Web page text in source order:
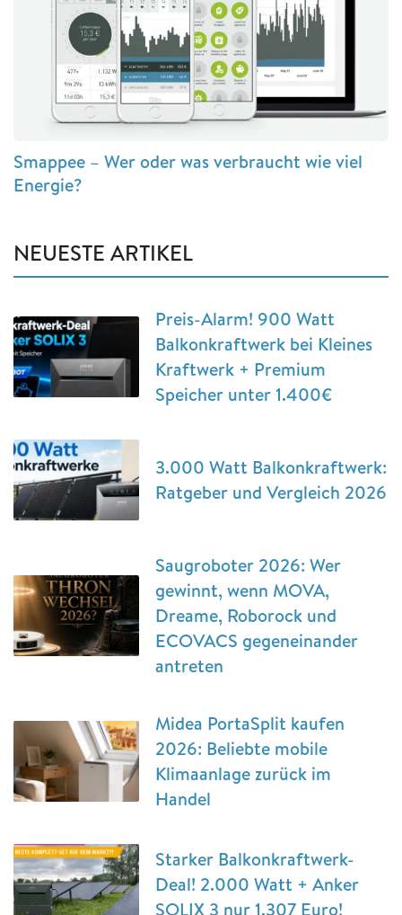
Smappee – Wer oder was verbraucht wie viel
Energie?
NEUESTE ARTIKEL
Preis-Alarm! 900 Watt
Balkonkraftwerk bei Kleines
Kraftwerk + Premium
Speicher unter 1.400€
3.000 Watt Balkonkraftwerk:
Ratgeber und Vergleich 2026
Saugroboter 2026: Wer
gewinnt, wenn MOVA,
Dreame, Roborock und
ECOVACS gegeneinander
antreten
Midea PortaSplit kaufen
2026: Beliebte mobile
Klimaanlage zurück im
Handel
Starker Balkonkraftwerk-
Deal! 2.000 Watt + Anker
SOLIX 3 nur 1.307 Euro!